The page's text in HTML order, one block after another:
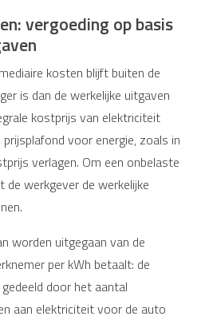
vergoeding op basis
kosten blijft buiten de
is dan de werkelijke uitgaven
kostprijs van elektriciteit
voor energie, zoals in
verlagen. Om een onbelaste
werkgever de werkelijke
worden uitgegaan van de
per kWh betaalt: de
door het aantal
aan elektriciteit voor de auto